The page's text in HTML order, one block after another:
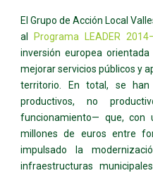
El Grupo de Acción Local
al
Programa LEADER
inversión europea
mejorar servicios públicos y
territorio. En total, se
productivos, no
funcionamiento— que, con
millones de euros entre
impulsado la
infraestructuras